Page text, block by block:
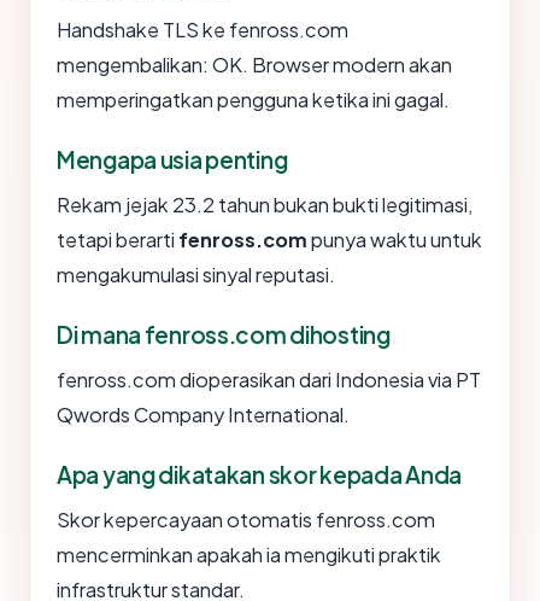
Handshake TLS ke fenross.com
mengembalikan: OK. Browser modern akan
memperingatkan pengguna ketika ini gagal.
Mengapa usia penting
Rekam jejak 23.2 tahun bukan bukti legitimasi,
tetapi berarti fenross.compunya waktu untuk
mengakumulasi sinyal reputasi.
Di mana fenross.com dihosting
fenross.com dioperasikan dari Indonesia via PT
Qwords Company International.
Apa yang dikatakan skor kepada Anda
Skor kepercayaan otomatis fenross.com
mencerminkan apakah ia mengikuti praktik
infrastruktur standar.